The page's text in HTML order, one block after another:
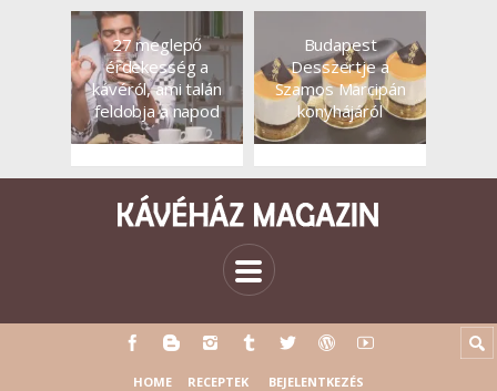
27 meglepő
érdekesség a
kávéról, ami talán
feldobja a napod
Budapest
Desszertje a
Szamos Marcipán
konyhájáról
HOME RECEPTEK BEJELENTKEZÉS